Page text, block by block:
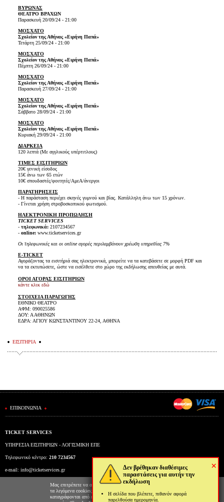
×
Δεν βρέθηκαν διαθέσιμες
παραστάσεις για αυτήν την
εκδήλωση
Η σελίδα που βλέπετε, πιθανόν αφορά
παρελθούσα ημερομηνία.
ΒΥΡΩΝΑΣ
ΘΕΑΤΡΟ ΒΡΑΧΩΝ
Παρασκευή 20/09/24 - 21:00
ΜΟΣΧΑΤΟ
Σχολείον της Αθήνας «Ειρήνη Παπά»
Τετάρτη 25/09/24 - 21:00
ΜΟΣΧΑΤΟ
Σχολείον της Αθήνας «Ειρήνη Παπά»
Πέμπτη 26/09/24 - 21:00
ΜΟΣΧΑΤΟ
Σχολείον της Αθήνας «Ειρήνη Παπά»
Παρασκευή 27/09/24 - 21:00
ΜΟΣΧΑΤΟ
Σχολείον της Αθήνας «Ειρήνη Παπά»
Σάββατο 28/09/24 - 21:00
ΜΟΣΧΑΤΟ
Σχολείον της Αθήνας «Ειρήνη Παπά»
Κυριακή 29/09/24 - 21:00
ΔΙΑΡΚΕΙΑ
120 λεπτά (Με αγγλικούς υπέρτιτλους)
ΤΙΜΕΣ ΕΙΣΙΤΗΡΙΩΝ
20€ γενική είσοδος
15€ άνω των 65 ετών
10€ σπουδαστές/φοιτητές/ΑμεΑ/άνεργοι
ΠΑΡΑΤΗΡΗΣΕΙΣ
- Η παράσταση περιέχει σκηνές γυμνού και βίας. Κατάλληλη άνω των 15 χρόνων.
- Γίνεται χρήση στροβοσκοπικού φωτισμού.
ΗΛΕΚΤΡΟΝΙΚΗ ΠΡΟΠΩΛΗΣΗ
TICKET SERVICES
- τηλεφωνικά:2107234567
- online:www.ticketservices.gr
Οι τηλεφωνικές και οι online αγορές περιλαμβάνουν χρέωση υπηρεσίας 7%
E-TICKET
Αγοράζοντας τα εισιτήριά σας ηλεκτρονικά, μπορείτε να τα κατεβάσετε σε μορφή PDF και
να τα εκτυπώσετε, ώστε να εισέλθετε στο χώρο της εκδήλωσης απευθείας με αυτά.
ΟΡΟΙ ΑΓΟΡΑΣ ΕΙΣΙΤΗΡΙΩΝ
κάντε κλικ εδώ
ΣΤΟΙΧΕΙΑ ΠΑΡΑΓΩΓΗΣ
ΕΘΝΙΚΟ ΘΕΑΤΡΟ
ΑΦΜ: 090025586
ΔΟΥ: Α ΑΘΗΝΩΝ
ΕΔΡΑ: ΑΓΙΟΥ ΚΩΝΣΤΑΝΤΙΝΟΥ 22-24, ΑΘΗΝΑ
ΕΙΣΙΤΗΡΙΑ
ΕΠΙΚΟΙΝΩΝΙΑ
TICKET SERVICES
ΥΠΗΡΕΣΙΑ ΕΙΣΙΤΗΡΙΩΝ - ΛΟΓΙΣΜΙΚΗ ΕΠΕ
Τηλεφωνικό κέντρο: 210 7234567
e-mail: info@ticketservices.gr
Εκδοτήριο: Πανεπιστημίου 39 (Στοά Πεσμαζόγλου), Αθήνα
Ώρες λειτουργίας εκδοτηρίου: Δευ-Παρ: 9πμ-5μμ
Μας επιτρέπετε να αποθηκεύουμε στον φυλλομετρητή σας
τα λεγόμενα cookies; Με αυτόν τον τρόπο θα
καταγράφονται από εμάς και τρίτες συνεργαζόμενες